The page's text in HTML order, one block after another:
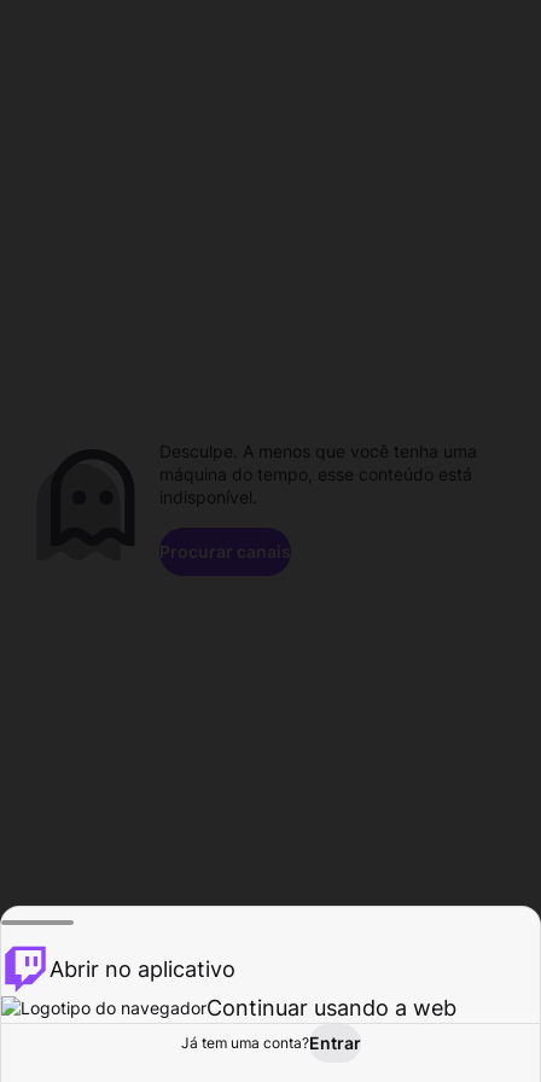
Procurar Atividade
Desculpe. A menos que você tenha uma
máquina do tempo, esse conteúdo está
indisponível.
Procurar canais
Abrir no aplicativo
Continuar usando a web
Já tem uma conta?Entrar